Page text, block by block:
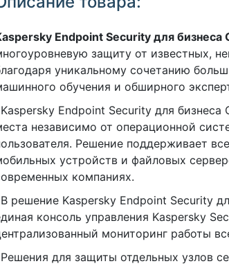
Endpoint Security для бизнеса
защиту от известных,
уникальному сочетанию
обучения и обширного
Kaspersky Endpoint Security для
независимо от операционной
Решение поддерживает
устройств и файловых
компаниях.
В решение Kaspersky Endpoint Security
консоль управления Kaspersky
мониторинг работы
Решения для защиты отдельных узлов